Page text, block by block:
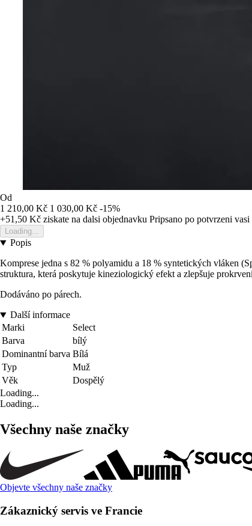
Od
1 210,00 Kč 1 030,00 Kč -15%
+51,50 Kč ziskate na dalsi objednavku Pripsano po potvrzeni
Loading...
Popis
Komprese jedna s 82 % polyamidu a 18 % syntetických vláken
struktura, která poskytuje kineziologický efekt a zlepšuje
Dodáváno po párech.
Další informace
Marki
Select
Barva
bílý
Dominantní barva Bílá
Typ
Muž
Věk
Dospělý
Loading...
Loading...
Všechny naše značky
Objevte všechny naše značky
Zákaznický servis ve Francie